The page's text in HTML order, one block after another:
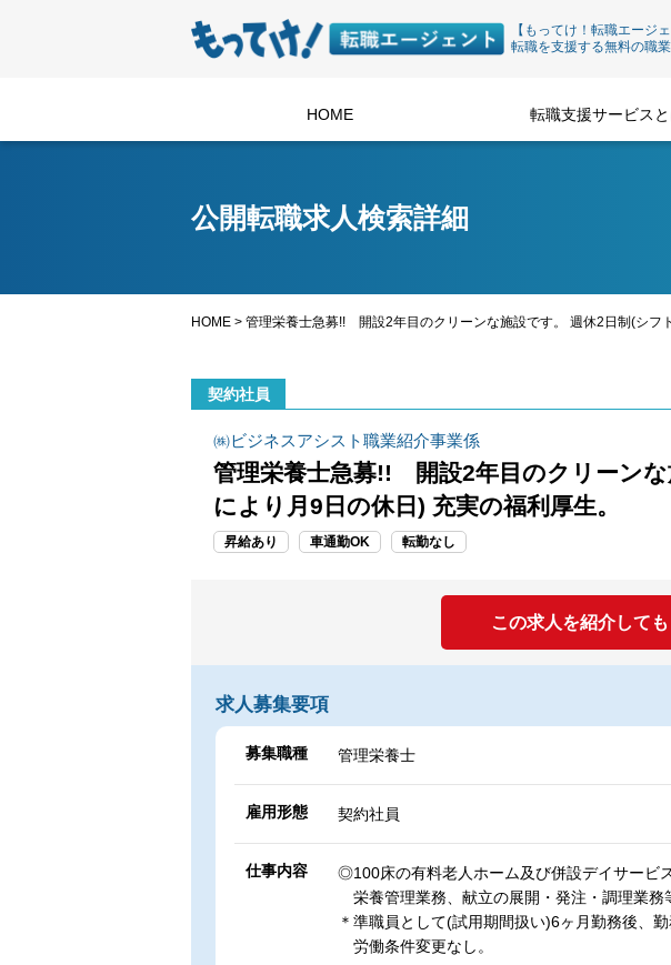
【もってけ！転職エージ
転職を支援する無料の職
HOME 転職支援サービス
公開転職求人検索詳細
HOME > 管理栄養士急募!! 開設2年目のクリーンな施設です。 週休2日制(シフ
契約社員
㈱ビジネスアシスト職業紹介事業係
管理栄養士急募!! 開設2年目のクリーンな
により月9日の休日) 充実の福利厚生。
昇給あり 車通勤OK 転勤なし
この求人を紹介しても
求人募集要項
募集職種 管理栄養士
雇用形態 契約社員
仕事内容
◎100床の有料老人ホーム及び併設デイサービ
栄養管理業務、献立の展開・発注・調理業務
＊準職員として(試用期間扱い)6ヶ月勤務後、
労働条件変更なし。